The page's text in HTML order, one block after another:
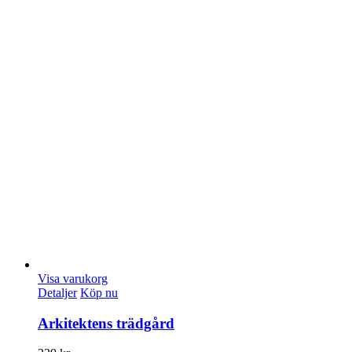
Visa varukorg
Detaljer Köp nu
Arkitektens trädgård